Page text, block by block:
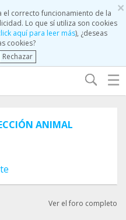
×
correcto funcionamiento de la
Lo que sí utiliza son cookies
aquí para leer más), ¿deseas
cookies?
Rechazar
☰
ANIMAL
Ver el foro completo